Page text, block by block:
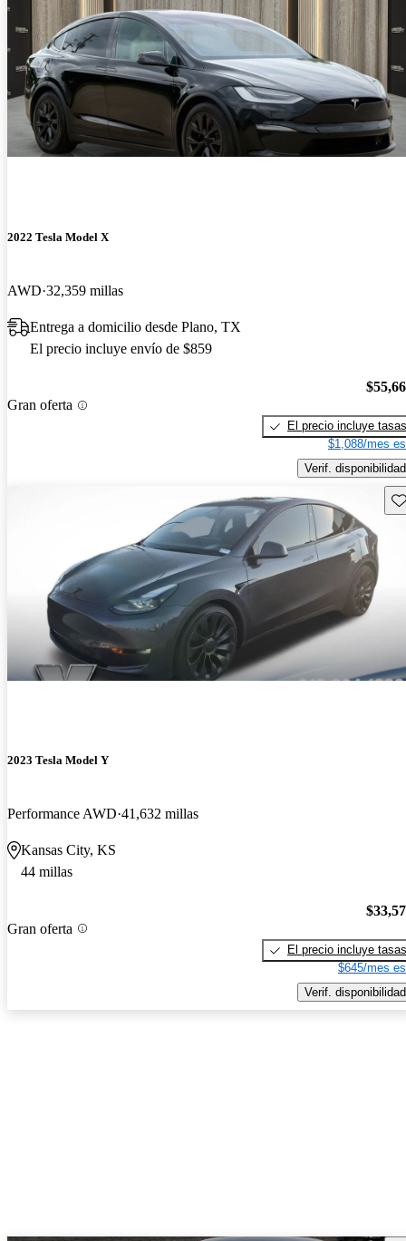
2022 Tesla Model X
AWD 32,359 millas
Entrega a domicilio desde Plano, TX
El precio incluye envío de $859
Gran oferta
El precio incluye tasas
$1,088/mes
Verif. disponibilidad
2023 Tesla Model Y
Performance AWD 41,632 millas
Kansas City, KS
44 millas
Gran oferta
El precio incluye tasas
$645/mes
Verif. disponibilidad